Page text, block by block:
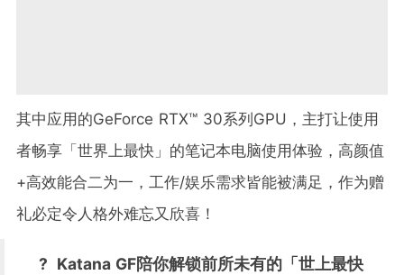
其中应用的GeForce RTX™ 30系列GPU，主打让使用
者畅享「世界上最快」的笔记本电脑使用体验，高颜值
+高效能合二为一，工作/娱乐需求皆能被满足，作为赠
礼必定令人格外难忘又欣喜！
? Katana GF陪你解锁前所未有的「世上最快